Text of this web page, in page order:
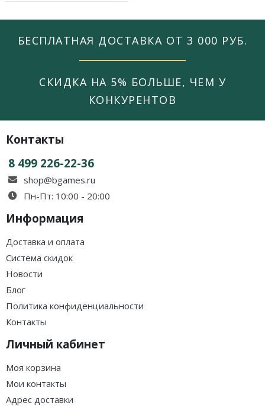
БЕСПЛАТНАЯ ДОСТАВКА ОТ 3 000 РУБ.
СКИДКА НА 5% БОЛЬШЕ, ЧЕМ У
КОНКУРЕНТОВ
Контакты
8 499 226-22-36
shop@bgames.ru
Пн-Пт: 10:00 - 20:00
Информация
Доставка и оплата
Система скидок
Новости
Блог
Политика конфиденциальности
Контакты
Личный кабинет
Моя корзина
Мои контакты
Адрес доставки